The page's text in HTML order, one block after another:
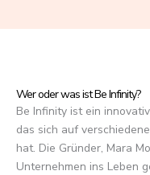
5
Wer oder was ist Be Infinity?
Be Infinity ist ein
das sich auf
hat. Die Gründer, Mara
Unternehmen ins Leben